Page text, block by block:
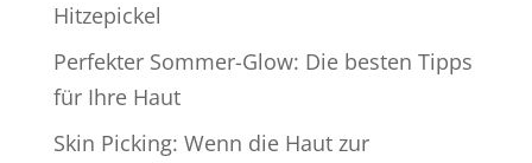
Hitzepickel
Perfekter Sommer-Glow: Die besten Tipps
für Ihre Haut
Skin Picking: Wenn die Haut zur